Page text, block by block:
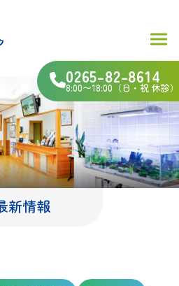
0265-82-8614
8:00〜18:00（日・祝 休診）
新情報